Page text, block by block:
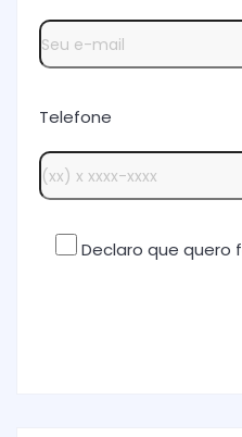
Telefone
Declaro que quero